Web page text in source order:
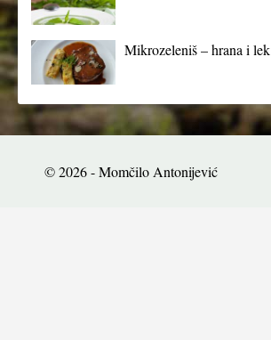
Mikrozeleniš – hrana i lek
© 2026 - Momčilo Antonijević